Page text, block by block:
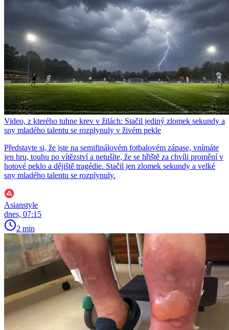
Video, z kterého tuhne krev v žilách: Stačil jediný zlomek sekundy a
sny mladého talentu se rozplynuly v živém pekle
Představte si, že jste na semifinálovém fotbalovém zápase, vnímáte
jen hru, touhu po vítězství a netušíte, že se hřiště za chvíli promění v
hotové peklo a dějiště tragédie. Stačil jen zlomek sekundy a velké
sny mladého talentu se rozplynuly.
Asianstyle
dnes, 07:15
2 min